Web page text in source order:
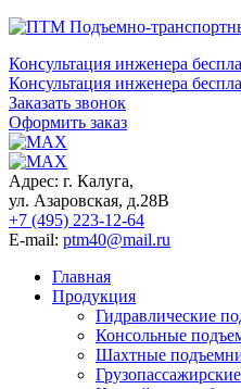
Консультация инженера
Консультация инженера
Заказать звонок
Оформить заказ
Адрес: г. Калуга,
ул. Азаровская, д.28В
+7 (495) 223-12-64
E-mail: ptm40@mail.ru
Главная
Продукция
Гидравлические
Консольные
Шахтные